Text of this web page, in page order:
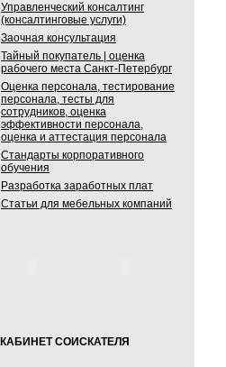
Управленческий консалтинг
(консалтинговые услуги)
Заочная консультация
Тайный покупатель | оценка
рабочего места Санкт-Петербург
Оценка персонала, тестирование
персонала, тесты для
сотрудников, оценка
эффективности персонала,
оценка и аттестация персонала
Стандарты корпоративного
обучения
Разработка заработных плат
Статьи для мебельных компаний
КАБИНЕТ СОИСКАТЕЛЯ